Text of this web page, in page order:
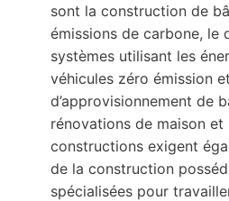
sont la construction de
émissions de carbone, le
systèmes utilisant les
véhicules zéro émission
d’approvisionnement de
rénovations de maison et
constructions exigent
de la construction
spécialisées pour